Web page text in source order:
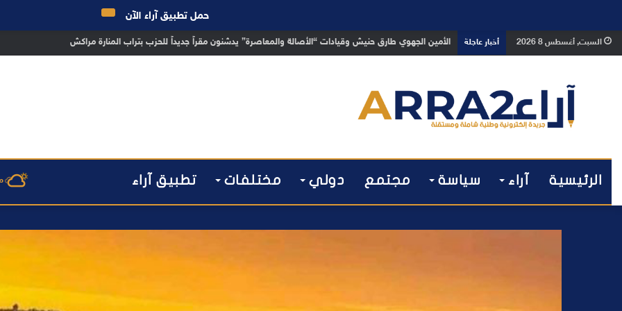
السبت, أغسطس 8 2026 أخبار عاجلة بعد تداول فيديو يوثق العملية.. أمن مراكش يطيح بقاصر مشتبه في تورطه في سرقة مسلحة..
الرئيسية آراء سياسة مجتمع دولي مختلفات تطبيق آراء
حمل تطبيق آراء الآن